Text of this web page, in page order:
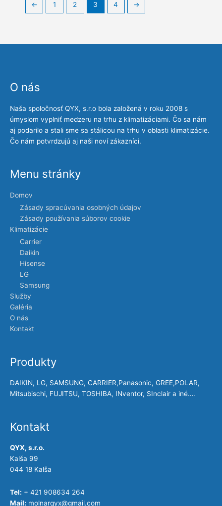
← 1 2 3 4 →
O nás
Naša spoločnosť QYX, s.r.o bola založená v roku 2008 s
úmyslom vyplniť medzeru na trhu z klimatizáciami. Čo sa nám
aj podarilo a stali sme sa stálicou na trhu v oblasti klimatizácie.
Čo nám potvrdzujú aj naši noví zákazníci.
Menu stránky
Domov
Zásady spracúvania osobných údajov
Zásady používania súborov cookie
Klimatizácie
Carrier
Daikin
Hisense
LG
Samsung
Služby
Galéria
O nás
Kontakt
Produkty
DAIKIN, LG, SAMSUNG, CARRIER,Panasonic, GREE,POLAR,
Mitsubischi, FUJITSU, TOSHIBA, INventor, SInclair a iné….
Kontakt
QYX, s.r.o.
Kalša 99
044 18 Kalša
Tel: + 421 908634 264
Mail: molnarqyx@gmail.com